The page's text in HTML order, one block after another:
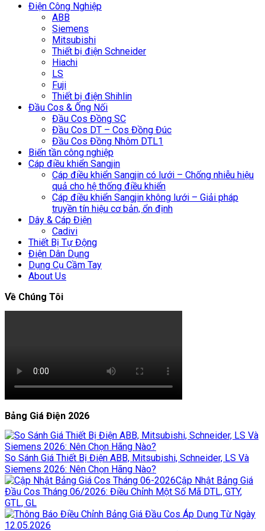
Điện Công Nghiệp
ABB
Siemens
Mitsubishi
Thiết bị điện Schneider
Hiachi
LS
Fuji
Thiết bị điện Shihlin
Đầu Cos & Ống Nối
Đầu Cos Đồng SC
Đầu Cos DT – Cos Đồng Đúc
Đầu Cos Đồng Nhôm DTL1
Biến tần công nghiệp
Cáp điều khiển Sangjin
Cáp điều khiển Sangjin có lưới – Chống nhiễu hiệu
quả cho hệ thống điều khiển
Cáp điều khiển Sangjin không lưới – Giải pháp
truyền tín hiệu cơ bản, ổn định
Dây & Cáp Điện
Cadivi
Thiết Bị Tự Động
Điện Dân Dụng
Dụng Cụ Cầm Tay
About Us
Về Chúng Tôi
Bảng Giá Điện 2026
So Sánh Giá Thiết Bị Điện ABB, Mitsubishi, Schneider, LS Và
Siemens 2026: Nên Chọn Hãng Nào?
Cập Nhật Bảng Giá
Đầu Cos Tháng 06/2026: Điều Chỉnh Một Số Mã DTL, GTY,
GTL, GL